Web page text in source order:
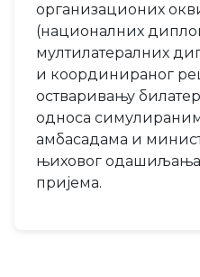
организационих
(националних
мултилатералних
и координираног
остваривању
односа
амбасадама и
њиховог
пријема.